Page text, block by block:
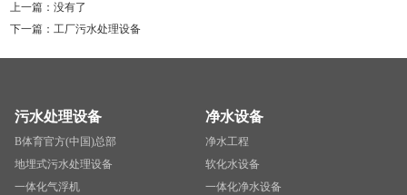
上一篇：没有了
下一篇：工厂污水处理设备
污水处理设备
B体育官方(中国)总部
地埋式污水处理设备
一体化气浮机
净水设备
净水工程
软化水设备
一体化净水设备